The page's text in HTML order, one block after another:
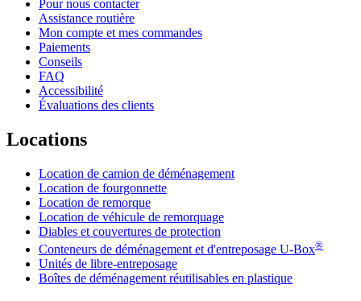
Pour nous contacter
Assistance routière
Mon compte et mes commandes
Paiements
Conseils
FAQ
Accessibilité
Évaluations des clients
Locations
Location de camion de déménagement
Location de fourgonnette
Location de remorque
Location de véhicule de remorquage
Diables et couvertures de protection
Conteneurs de déménagement et d'entreposage U-Box®
Unités de libre-entreposage
Boîtes de déménagement réutilisables en plastique